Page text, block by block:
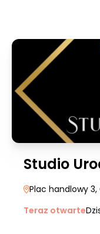
Studio
Plac handlowy 3,
Teraz otwarte